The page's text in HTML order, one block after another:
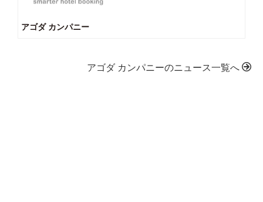
アゴダ カンパニー
アゴダ カンパニーのニュース一覧へ